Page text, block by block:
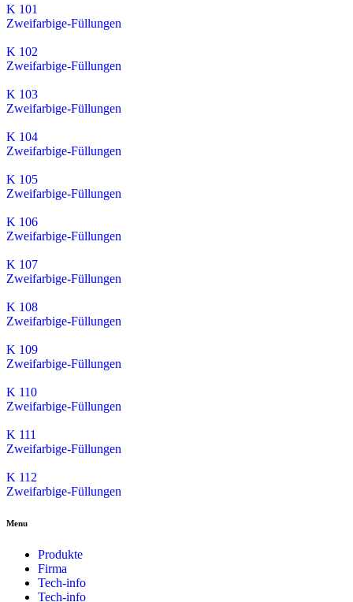
K 101
Zweifarbige-Füllungen
K 102
Zweifarbige-Füllungen
K 103
Zweifarbige-Füllungen
K 104
Zweifarbige-Füllungen
K 105
Zweifarbige-Füllungen
K 106
Zweifarbige-Füllungen
K 107
Zweifarbige-Füllungen
K 108
Zweifarbige-Füllungen
K 109
Zweifarbige-Füllungen
K 110
Zweifarbige-Füllungen
K 111
Zweifarbige-Füllungen
K 112
Zweifarbige-Füllungen
Menu
Produkte
Firma
Tech-info
Tech-info